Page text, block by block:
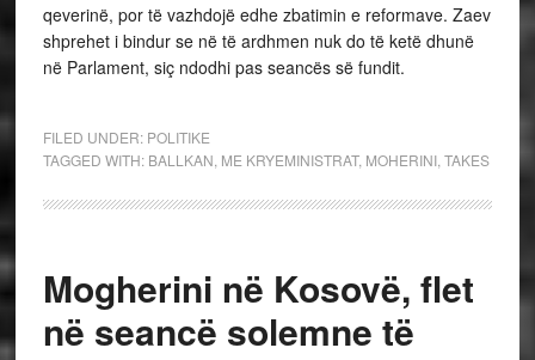
qeverinë, por të vazhdojë edhe zbatimin e reformave. Zaev
shprehet i bindur se në të ardhmen nuk do të ketë dhunë
në Parlament, siç ndodhi pas seancës së fundit.
FILED UNDER: POLITIKE
TAGGED WITH: BALLKAN ME KRYEMINISTRAT, MOHERINI, TAKES
Mogherini në Kosovë, flet
në seancë solemne të